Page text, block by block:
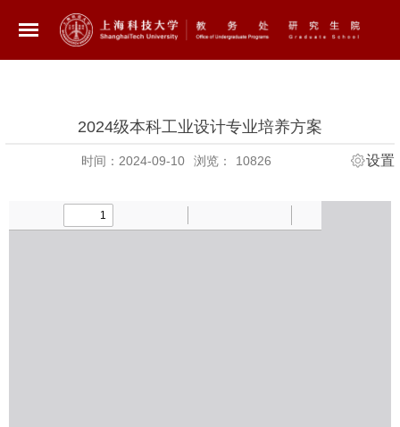
2024级本科工业设计专业培养方案
时间：2024-09-10 浏览： 10826 设置